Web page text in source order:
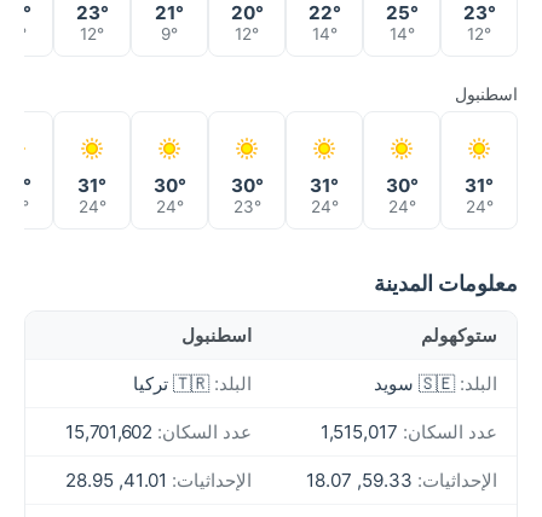
23°
12°
25°
14°
22°
14°
20°
12°
21°
9°
23°
12°
15°
اسطنبول
31°
24°
30°
24°
31°
24°
30°
23°
30°
24°
31°
24°
24°
معلومات المدينة
ستوكهولم اسطنبول
البلد: 🇸🇪 سويد البلد: 🇹🇷 تركيا
عدد السكان: عدد السكان:
الإحداثيات: الإحداثيات: